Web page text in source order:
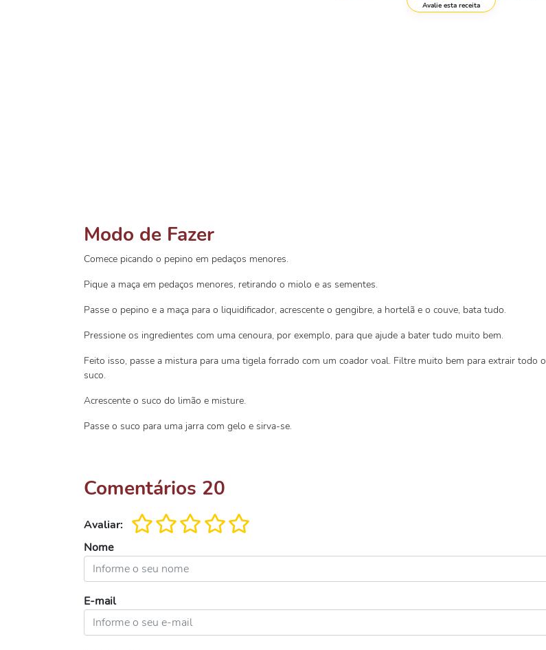
Avalie esta receita
Modo de Fazer
Comece picando o pepino em pedaços menores.
Pique a maça em pedaços menores, retirando o miolo e as sementes.
Passe o pepino e a maça para o liquidificador, acrescente o gengibre, a hortelã e o couve, bata tudo.
Pressione os ingredientes com uma cenoura, por exemplo, para que ajude a bater tudo muito bem.
Feito isso, passe a mistura para uma tigela forrado com um coador voal. Filtre muito bem para extrair todo o
suco.
Acrescente o suco do limão e misture.
Passe o suco para uma jarra com gelo e sirva-se.
Comentários 20
Avaliar:
Nome
E-mail